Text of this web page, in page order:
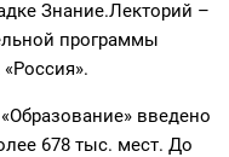
Знание.Лекторий –
программы
введено
678 тыс. мест. До